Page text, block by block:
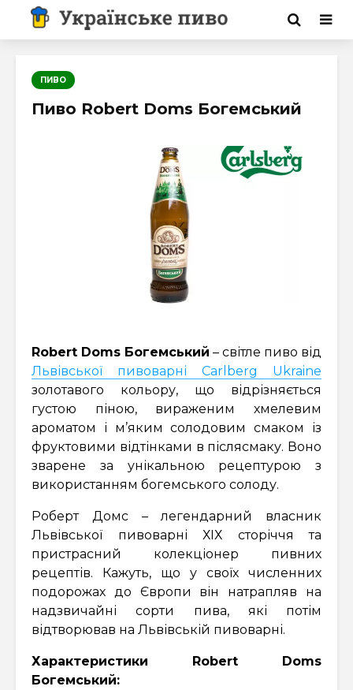
ПИВО
Пиво Robert Doms Богемський
Robert Doms Богемський – світле пиво від
Львівської пивоварні Carlberg Ukraine
золотавого кольору, що відрізняється
густою піною, вираженим хмелевим
ароматом і м’яким солодовим смаком із
фруктовими відтінками в післясмаку. Воно
зварене за унікальною рецептурою з
використанням богемського солоду.
Роберт Домс – легендарний власник
Львівської пивоварні ХІХ сторіччя та
пристрасний колекціонер пивних
рецептів. Кажуть, що у своїх численних
подорожах до Європи він натрапляв на
надзвичайні сорти пива, які потім
відтворював на Львівській пивоварні.
Характеристики Robert Doms
Богемський: